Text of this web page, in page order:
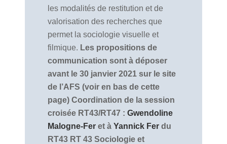
les modalités de restitution et de
valorisation des recherches que
permet la sociologie visuelle et
filmique. Les propositions de
communication sont à déposer
avant le 30 janvier 2021 sur le site
de l’AFS (voir en bas de cette
page) Coordination de la session
croisée RT43/RT47 : Gwendoline
Malogne-Fer et à Yannick Fer du
RT43 RT 43 Sociologie et